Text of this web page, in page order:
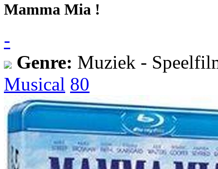
Mamma Mia !
-
Genre: Muziek -
Musical 80